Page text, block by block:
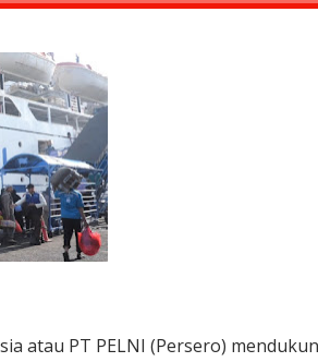
atau PT PELNI (Persero)